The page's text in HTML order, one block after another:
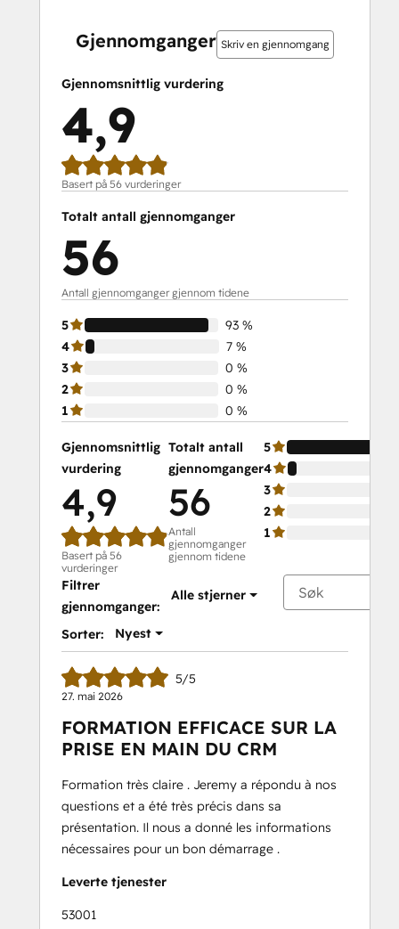
Gjennomganger Skriv en gjennomgang
Gjennomsnittlig vurdering
4,9
Basert på 56 vurderinger
Totalt antall gjennomganger
56
Antall gjennomganger gjennom tidene
5
93 %
4
7 %
3
0 %
2
0 %
1
0 %
Gjennomsnittlig
vurdering
4,9
Basert på 56
vurderinger
Totalt antall
gjennomganger
56
Antall
gjennomganger
gjennom tidene
5
4
3
2
1
Filtrer
gjennomganger:
Alle stjerner
Sorter: Nyest
5/5
27. mai 2026
FORMATION EFFICACE SUR LA
PRISE EN MAIN DU CRM
Formation très claire . Jeremy a répondu à nos
questions et a été très précis dans sa
présentation. Il nous a donné les informations
nécessaires pour un bon démarrage .
Leverte tjenester
53001